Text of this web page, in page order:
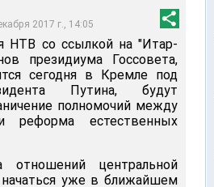
2017 г., 14:05
НТВ со ссылкой на "Итар-
президиума Госсовета,
сегодня в Кремле под
Путина, будут
полномочий между
естественных
отношений центральной
уже в ближайшем